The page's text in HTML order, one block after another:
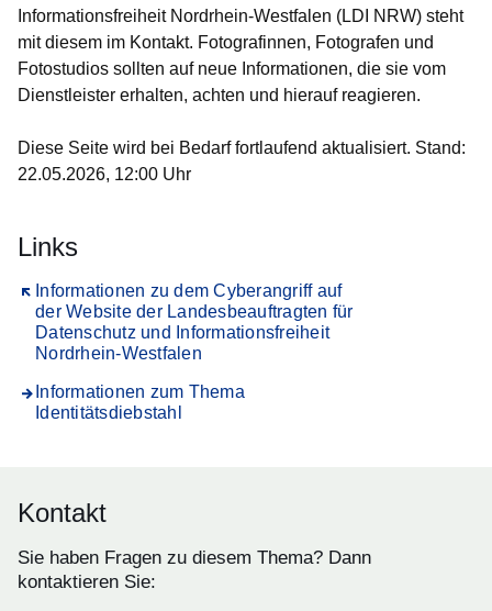
Informationsfreiheit Nordrhein-Westfalen (LDI NRW) steht
mit diesem im Kontakt. Fotografinnen, Fotografen und
Fotostudios sollten auf neue Informationen, die sie vom
Dienstleister erhalten, achten und hierauf reagieren.
Diese Seite wird bei Bedarf fortlaufend aktualisiert. Stand:
22.05.2026, 12:00 Uhr
Links
Informationen zu dem Cyberangriff auf
der Website der Landesbeauftragten für
Datenschutz und Informationsfreiheit
Nordrhein-Westfalen
Öffnet sich in einem neuen Fenster
Informationen zum Thema
Identitätsdiebstahl
Kontakt
Sie haben Fragen zu diesem Thema? Dann
kontaktieren Sie: